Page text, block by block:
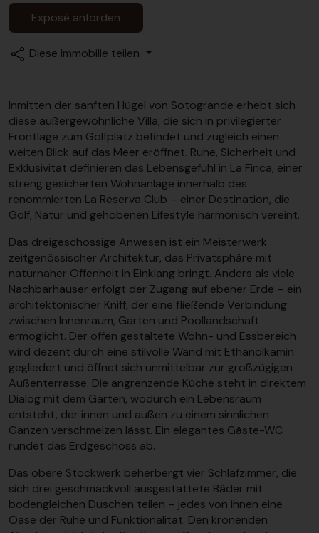
Exposé anforden
Diese Immobilie teilen
Inmitten der sanften Hügel von Sotogrande erhebt sich
diese außergewöhnliche Villa, die sich in privilegierter
Frontlage zum Golfplatz befindet und zugleich einen
weiten Blick auf das Meer eröffnet. Ruhe, Sicherheit und
Exklusivität definieren das Lebensgefühl in La Finca, einer
streng gesicherten Wohnanlage innerhalb des
renommierten La Reserva Club – einer Destination, die
Golf, Natur und gehobenen Lifestyle harmonisch vereint.
Das dreigeschossige Anwesen ist ein Meisterwerk
zeitgenössischer Architektur, das Privatsphäre mit
naturnaher Offenheit in Einklang bringt. Anders als viele
Nachbarhäuser erfolgt der Zugang auf ebener Erde – ein
architektonischer Kniff, der eine fließende Verbindung
zwischen Innenraum, Garten und Poollandschaft
ermöglicht. Der offen gestaltete Wohn- und Essbereich
wird dezent durch eine stilvolle Wand mit Ethanolkamin
gegliedert und öffnet sich unmittelbar zur großzügigen
Außenterrasse. Die angrenzende Küche steht in direktem
Dialog mit dem Garten, wodurch ein Lebensraum
entsteht, der innen und außen zu einem sinnlichen
Ganzen verschmelzen lässt. Ein elegantes Gäste-WC
rundet das Erdgeschoss ab.
Das obere Stockwerk beherbergt vier Schlafzimmer, die
sich drei geschmackvoll ausgestattete Bäder mit
bodengleichen Duschen teilen – jedes von ihnen eine
Oase der Ruhe und Funktionalität. Den krönenden